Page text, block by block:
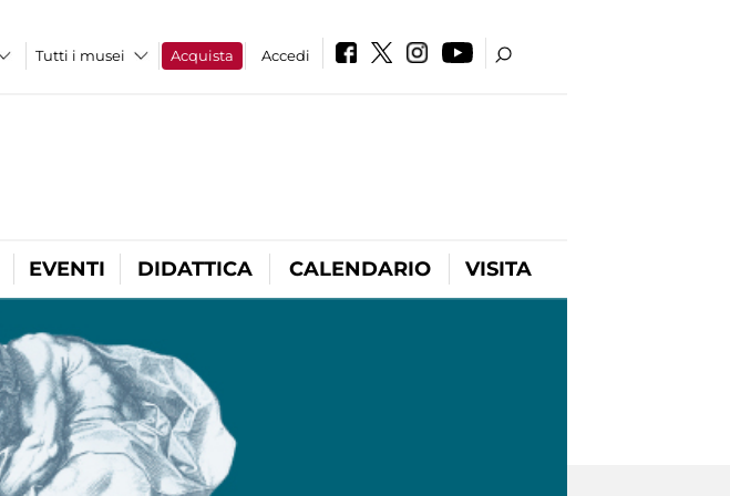
Tutti i musei Acquista Accedi
EVENTI DIDATTICA CALENDARIO VISITA